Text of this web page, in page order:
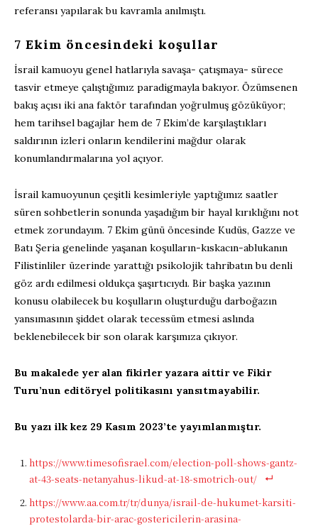
referansı yapılarak bu kavramla anılmıştı.
7 Ekim öncesindeki koşullar
İsrail kamuoyu genel hatlarıyla savaşa- çatışmaya- sürece
tasvir etmeye çalıştığımız paradigmayla bakıyor. Özümsenen
bakış açısı iki ana faktör tarafından yoğrulmuş gözüküyor;
hem tarihsel bagajlar hem de 7 Ekim’de karşılaştıkları
saldırının izleri onların kendilerini mağdur olarak
konumlandırmalarına yol açıyor.
İsrail kamuoyunun çeşitli kesimleriyle yaptığımız saatler
süren sohbetlerin sonunda yaşadığım bir hayal kırıklığını not
etmek zorundayım. 7 Ekim günü öncesinde Kudüs, Gazze ve
Batı Şeria genelinde yaşanan koşulların-kıskacın-ablukanın
Filistinliler üzerinde yarattığı psikolojik tahribatın bu denli
göz ardı edilmesi oldukça şaşırtıcıydı. Bir başka yazının
konusu olabilecek bu koşulların oluşturduğu darboğazın
yansımasının şiddet olarak tecessüm etmesi aslında
beklenebilecek bir son olarak karşımıza çıkıyor.
Bu makalede yer alan fikirler yazara aittir ve Fikir
Turu’nun editöryel politikasını yansıtmayabilir.
Bu yazı ilk kez 29 Kasım 2023’te yayımlanmıştır.
https://www.timesofisrael.com/election-poll-shows-gantz-
at-43-seats-netanyahus-likud-at-18-smotrich-out/
https://www.aa.com.tr/tr/dunya/israil-de-hukumet-karsiti-
protestolarda-bir-arac-gostericilerin-arasina-